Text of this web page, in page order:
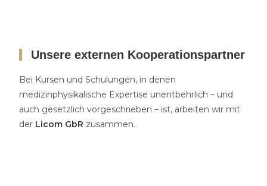
Unsere externen Kooperationspartner
Bei Kursen und Schulungen, in denen
medizinphysikalische Expertise unentbehrlich – und
auch gesetzlich vorgeschrieben – ist, arbeiten wir mit
der Licom GbR zusammen.